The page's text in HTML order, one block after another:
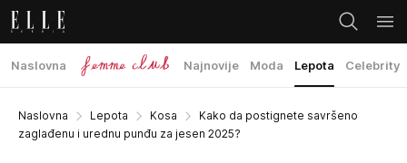
Naslovna Najnovije Moda Lepota Celebrity
Naslovna Lepota Kosa
Kako da postignete savršeno
zaglađenu i urednu punđu za jesen 2025?